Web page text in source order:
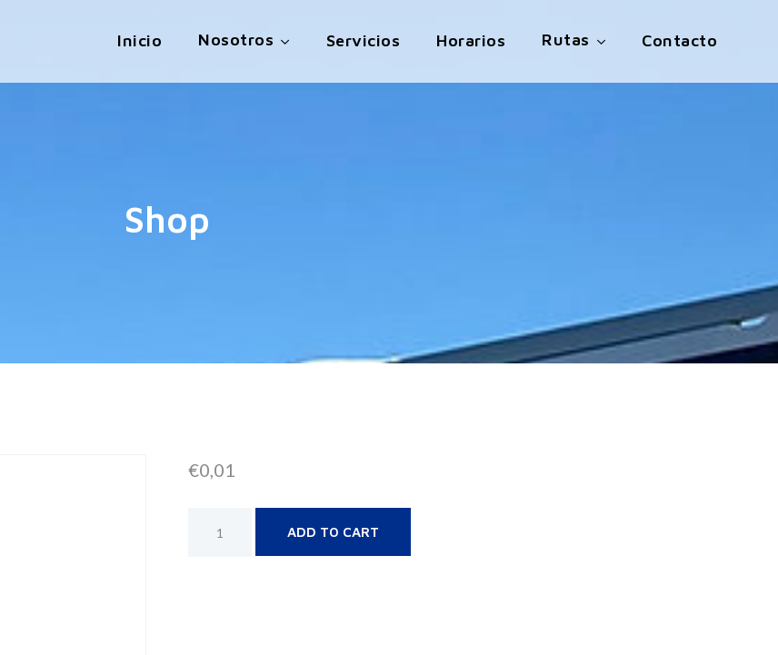
Inicio Nosotros Servicios Horarios Rutas Contacto
Shop
€0,01
ADD TO CART